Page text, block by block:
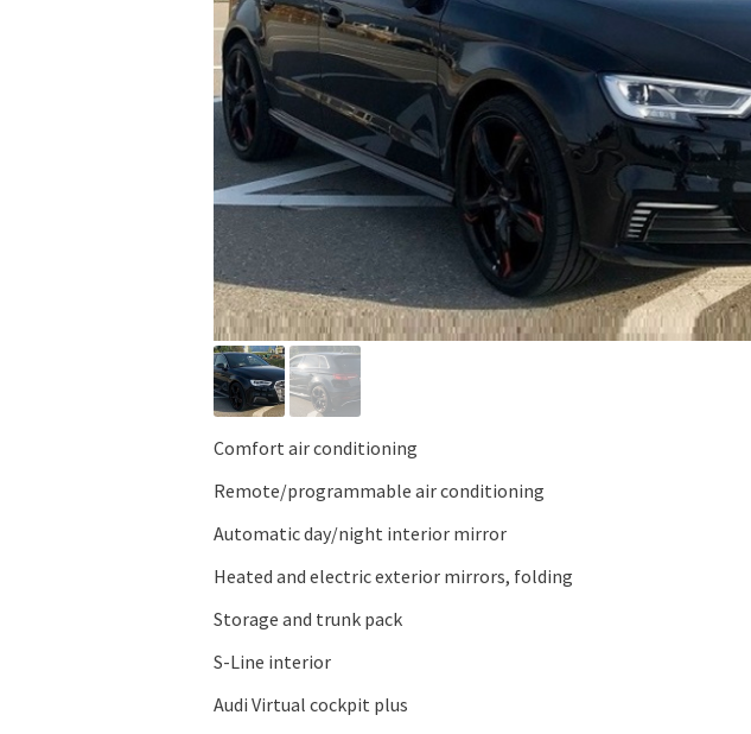
Comfort air conditioning
Remote/programmable air conditioning
Automatic day/night interior mirror
Heated and electric exterior mirrors, folding
Storage and trunk pack
S-Line interior
Audi Virtual cockpit plus